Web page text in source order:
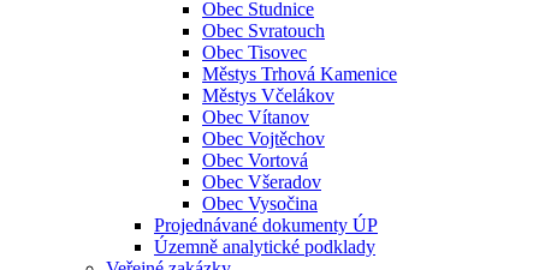
Obec Studnice
Obec Svratouch
Obec Tisovec
Městys Trhová Kamenice
Městys Včelákov
Obec Vítanov
Obec Vojtěchov
Obec Vortová
Obec Všeradov
Obec Vysočina
Projednávané dokumenty ÚP
Územně analytické podklady